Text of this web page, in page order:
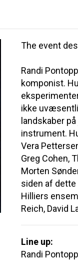
The event
Randi
komponist.
ikke
landskaber
instrument.
Vera
Greg Cohen,
Morten
siden af dette
Hilliers
Reich, David
Line up:
Randi